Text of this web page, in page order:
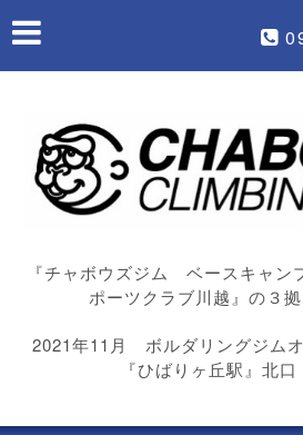
『チャボウズジム ベースキャ
ポーツクラブ川越』の３
2021年11月 ボルダリングジム
『ひばりヶ丘駅』北